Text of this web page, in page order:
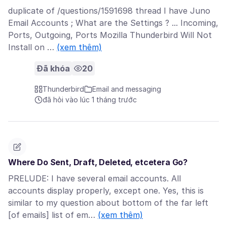
duplicate of /questions/1591698 thread I have Juno
Email Accounts ; What are the Settings ? ... Incoming,
Ports, Outgoing, Ports Mozilla Thunderbird Will Not
Install on … (xem thêm)
Đã khóa 20
Thunderbird
Email and messaging
đã hỏi vào lúc 1 tháng trước
Where Do Sent, Draft, Deleted, etcetera Go?
PRELUDE: I have several email accounts. All
accounts display properly, except one. Yes, this is
similar to my question about bottom of the far left
[of emails] list of em… (xem thêm)